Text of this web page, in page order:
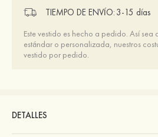
TIEMPO DE ENVÍO: 3-15 días
Este vestido es hecho a pedido. Así
estándar o personalizada, nuestros
vestido por pedido.
DETALLES